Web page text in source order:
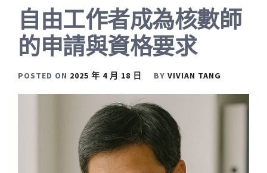
自由工作者成為核數師
的申請與資格要求
POSTED ON 2025 年 4 月 18 日 BY VIVIAN TANG